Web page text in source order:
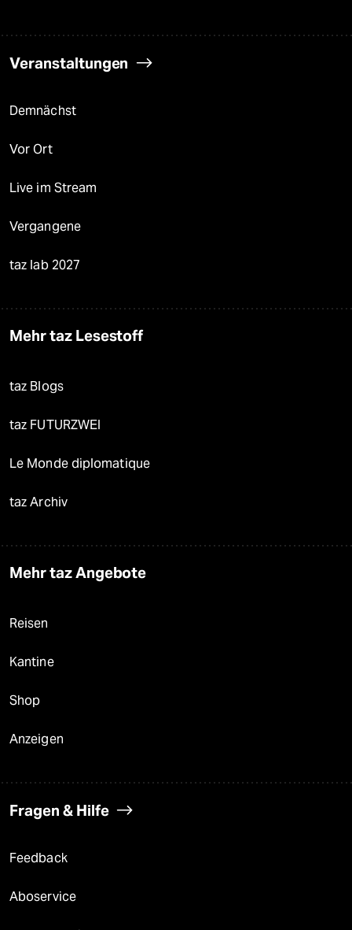
Veranstaltungen
Demnächst
Vor Ort
Live im Stream
Vergangene
taz lab 2027
Mehr taz Lesestoff
taz Blogs
taz FUTURZWEI
Le Monde diplomatique
taz Archiv
Mehr taz Angebote
Reisen
Kantine
Shop
Anzeigen
Fragen & Hilfe
Feedback
Aboservice